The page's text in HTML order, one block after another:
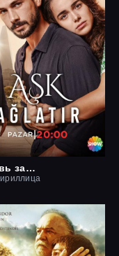
Любовь заставит плакать